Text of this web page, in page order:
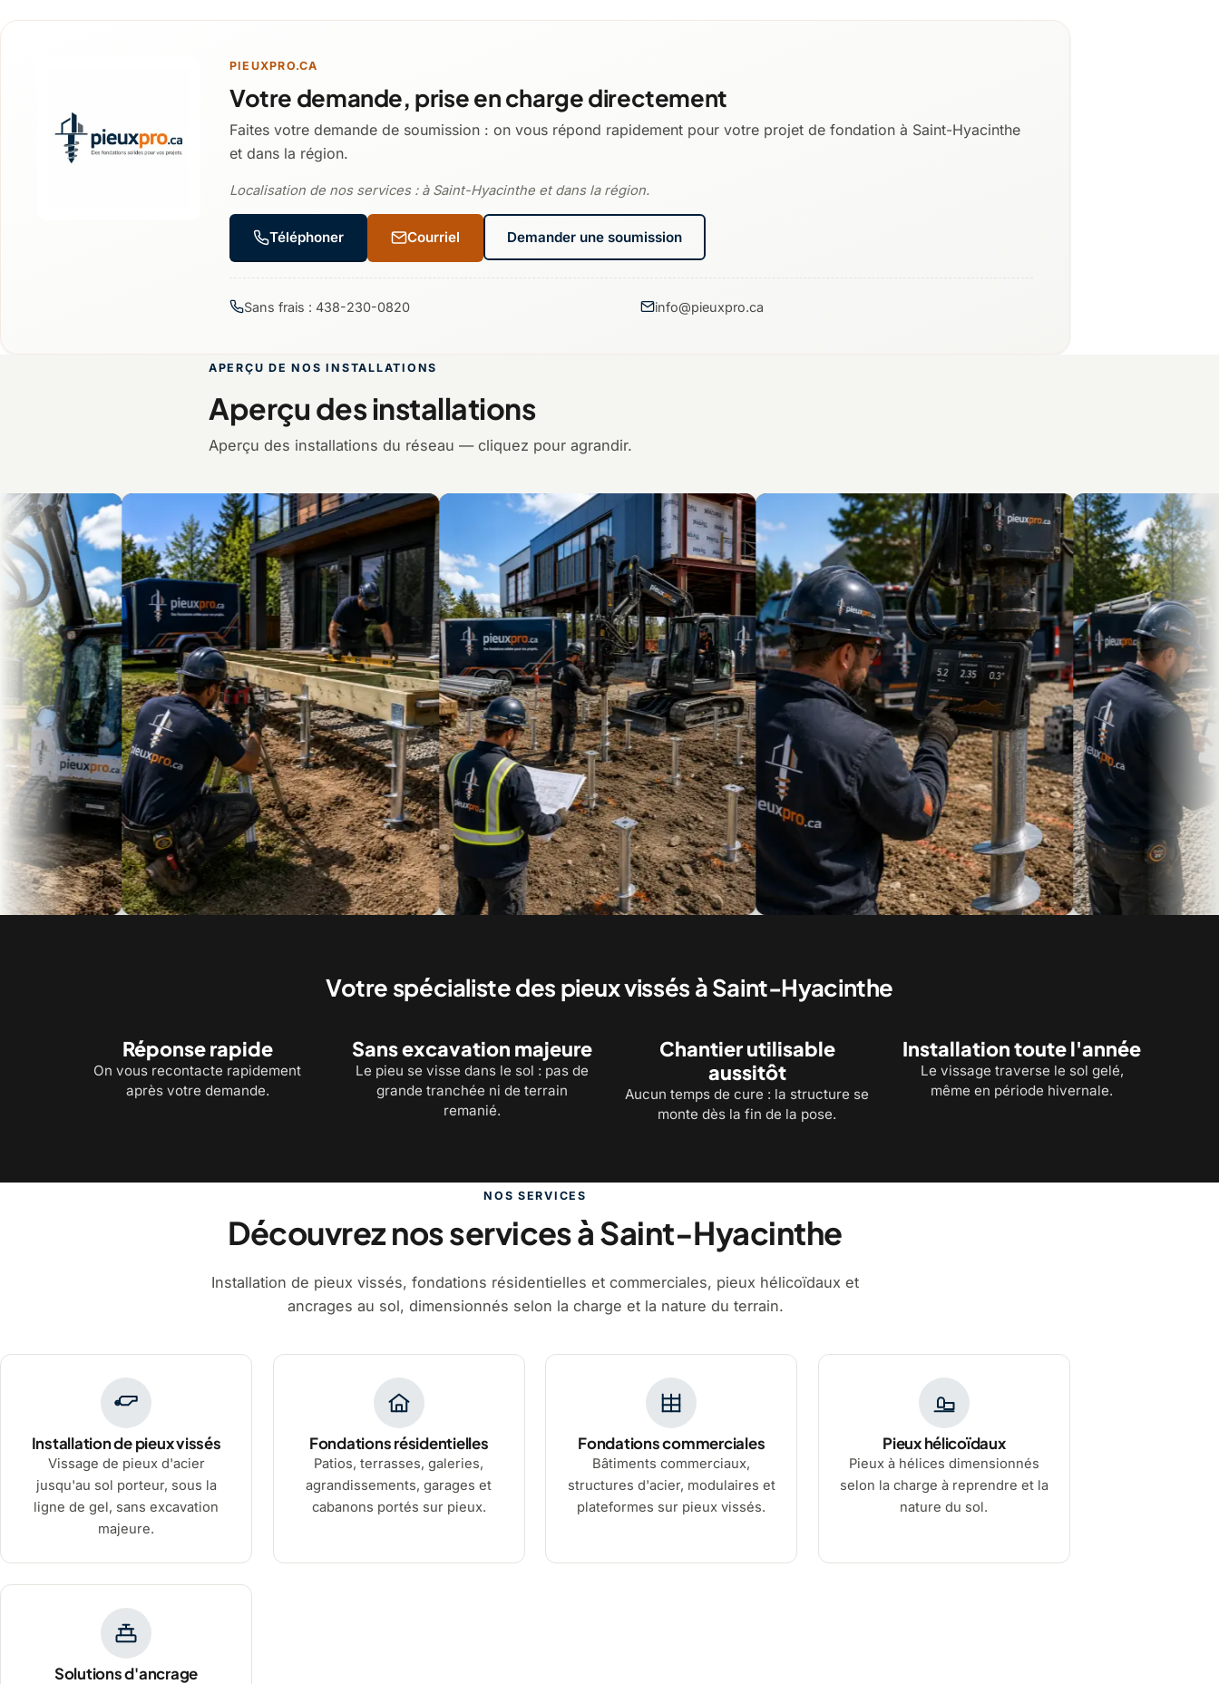
PIEUXPRO.CA
Votre demande, prise en charge directement
Faites votre demande de soumission : on vous répond rapidement pour votre projet de fondation à Saint-Hyacinthe
et dans la région.
Localisation de nos services : à Saint-Hyacinthe et dans la région.
Téléphoner Courriel Demander une soumission
Sans frais : 438-230-0820 info@pieuxpro.ca
APERÇU DE NOS INSTALLATIONS
Aperçu des installations
Aperçu des installations du réseau — cliquez pour agrandir.
Votre spécialiste des pieux vissés à Saint-Hyacinthe
Réponse rapide
On vous recontacte rapidement
après votre demande.
Sans excavation majeure
Le pieu se visse dans le sol : pas de
grande tranchée ni de terrain
remanié.
Chantier utilisable
aussitôt
Aucun temps de cure : la structure se
monte dès la fin de la pose.
Installation toute l'année
Le vissage traverse le sol gelé,
même en période hivernale.
NOS SERVICES
Découvrez nos services à Saint-Hyacinthe
Installation de pieux vissés, fondations résidentielles et commerciales, pieux hélicoïdaux et
ancrages au sol, dimensionnés selon la charge et la nature du terrain.
Installation de pieux vissés
Vissage de pieux d'acier
jusqu'au sol porteur, sous la
ligne de gel, sans excavation
majeure.
Fondations résidentielles
Patios, terrasses, galeries,
agrandissements, garages et
cabanons portés sur pieux.
Fondations commerciales
Bâtiments commerciaux,
structures d'acier, modulaires et
plateformes sur pieux vissés.
Pieux hélicoïdaux
Pieux à hélices dimensionnés
selon la charge à reprendre et la
nature du sol.
Solutions d'ancrage